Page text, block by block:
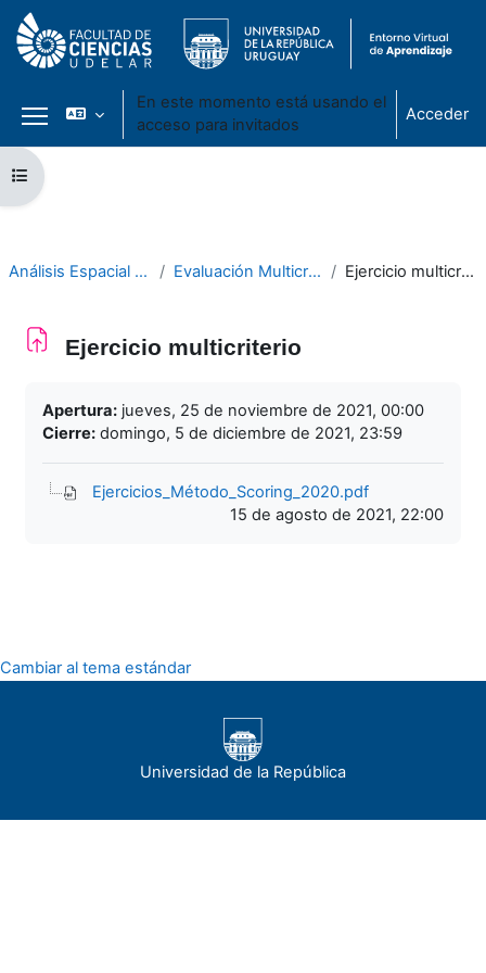
Salta al contenido principal
Panel lateral
En este momento está usando el
acceso para invitados
Acceder
Abrir índice del curso
Análisis Espacial 2021 Evaluación Multicriterio Ejercicio multicriterio
Ejercicio multicriterio
Apertura: jueves, 25 de noviembre de 2021, 00:00
Cierre: domingo, 5 de diciembre de 2021, 23:59
Ejercicios_Método_Scoring_2020.pdf
15 de agosto de 2021, 22:00
Cambiar al tema estándar
Universidad de la República